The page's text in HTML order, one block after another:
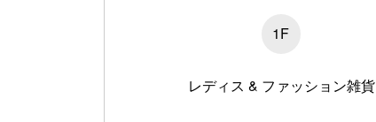
1F
レディス & ファッション雑貨